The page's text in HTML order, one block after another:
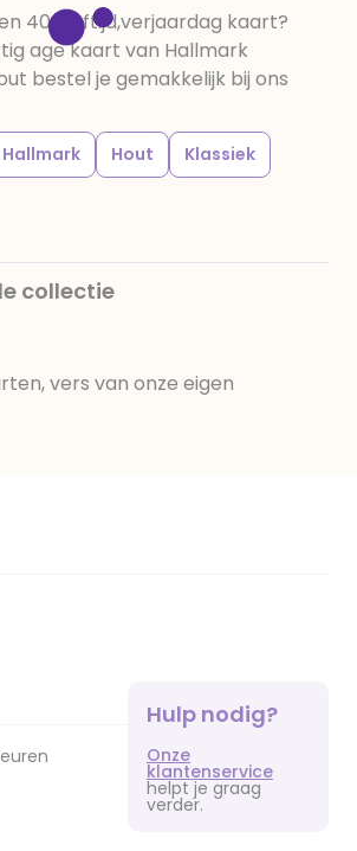
40,leeftijd,verjaardag kaart?
age kaart van Hallmark
bestel je gemakkelijk bij ons
Hallmark Hout
Klassiek
collectie
vers van onze eigen
Hulp nodig?
Onze
klantenservice
helpt je graag
verder.